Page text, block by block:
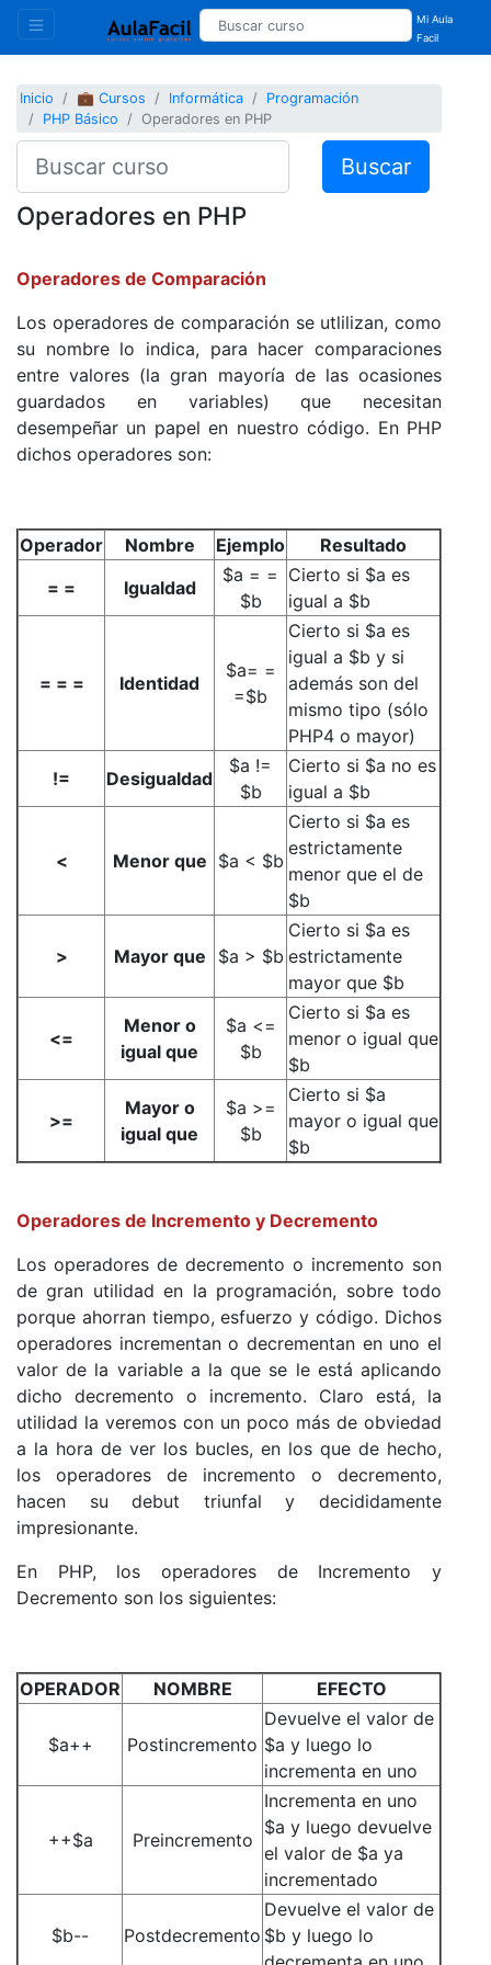
Mi Aula
Facil
Inicio 💼 Cursos Informática
Programación
PHP Básico
Operadores en PHP
Buscar
Operadores en PHP
Operadores de Comparación
Los operadores de comparación se utlilizan, como
su nombre lo indica, para hacer comparaciones
entre valores (la gran mayoría de las ocasiones
guardados en variables) que necesitan
desempeñar un papel en nuestro código. En PHP
dichos operadores son:
Operador Nombre Ejemplo
Resultado
= =
Igualdad
$a = =
$b
Cierto si $a es
igual a $b
= = = Identidad
$a= =
=$b
Cierto si $a es
igual a $b y si
además son del
mismo tipo (sólo
PHP4 o mayor)
!=
Desigualdad
$a !=
$b
Cierto si $a no es
igual a $b
< Menor que $a < $b
Cierto si $a es
estrictamente
menor que el de
$b
> Mayor que $a > $b
Cierto si $a es
estrictamente
mayor que $b
<=
Menor o
igual que
$a <=
$b
Cierto si $a es
menor o igual que
$b
>=
Mayor o
igual que
$a >=
$b
Cierto si $a
mayor o igual que
$b
Operadores de Incremento y Decremento
Los operadores de decremento o incremento son
de gran utilidad en la programación, sobre todo
porque ahorran tiempo, esfuerzo y código. Dichos
operadores incrementan o decrementan en uno el
valor de la variable a la que se le está aplicando
dicho decremento o incremento. Claro está, la
utilidad la veremos con un poco más de obviedad
a la hora de ver los bucles, en los que de hecho,
los operadores de incremento o decremento,
hacen su debut triunfal y decididamente
impresionante.
En PHP, los operadores de Incremento y
Decremento son los siguientes:
OPERADOR NOMBRE EFECTO
$a++ Postincremento
Devuelve el valor de
$a y luego lo
incrementa en uno
++$a Preincremento
Incrementa en uno
$a y luego devuelve
el valor de $a ya
incrementado
$b-- Postdecremento
Devuelve el valor de
$b y luego lo